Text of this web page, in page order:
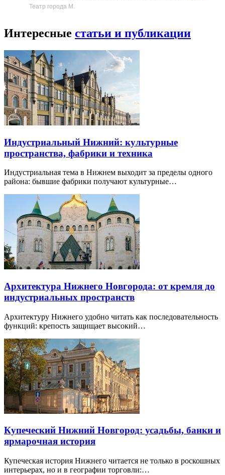
Театр города М.
Интересные статьи и публикации
Индустриальный Нижний: культурные
пространства, фабрики и техника
Индустриальная тема в Нижнем выходит за пределы одного
района: бывшие фабрики получают культурные…
Архитектура Нижнего Новгорода: от кремля до
индустриальных пространств
Архитектуру Нижнего удобно читать как последовательность
функций: крепость защищает высокий…
Купеческий Нижний Новгород: усадьбы, банки и
ярмарочная история
Купеческая история Нижнего читается не только в роскошных
интерьерах, но и в географии торговли:…